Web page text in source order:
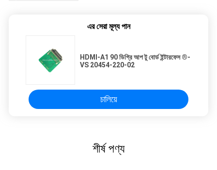
এর সেরা মূল্য পান
HDMI-A1 90 ডিগ্রি আপ টু বোর্ড ইন্টারফেস ®-
VS 20454-220-02
চালিয়ে
শীর্ষ পণ্য